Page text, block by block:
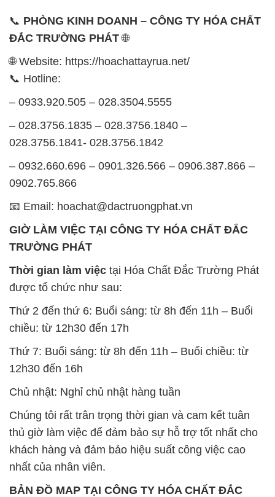
– 0933.920.505 – 028.3504.5555
028.3756.1841- 028.3756.1842
0902.765.866
📧 Email: hoachat@dactruongphat.vn
TRƯỜNG PHÁT
được tổ chức như sau:
Thứ 2 đến thứ 6: Buổi sáng: từ 8h đến 11h – Buổi
chiều: từ 12h30 đến 17h
Thứ 7: Buổi sáng: từ 8h đến 11h – Buổi chiều: từ
12h30 đến 16h
Chủ nhật: Nghỉ chủ nhật hàng tuần
thủ giờ làm việc để đảm bảo sự hỗ trợ tốt nhất cho
khách hàng và đảm bảo hiệu suất công việc cao
nhất của nhân viên.
BẢN ĐỒ MAP TẠI CÔNG TY HÓA CHẤT ĐẮC
TRƯỜNG PHÁT
ĐỊA CHỈ: 1229C Quốc lộ 1A, Phường Bình Trị
Đông B, Quận Bình Tân, Sài Gòn TP. Hồ Chí
Minh